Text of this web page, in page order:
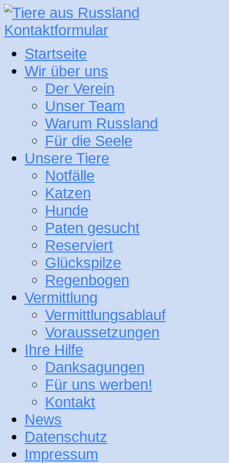
Kontaktformular
Startseite
Wir über uns
Der Verein
Unser Team
Warum Russland
Für die Seele
Unsere Tiere
Notfälle
Katzen
Hunde
Paten gesucht
Reserviert
Glückspilze
Regenbogen
Vermittlung
Vermittlungsablauf
Voraussetzungen
Ihre Hilfe
Danksagungen
Für uns werben!
Kontakt
News
Datenschutz
Impressum